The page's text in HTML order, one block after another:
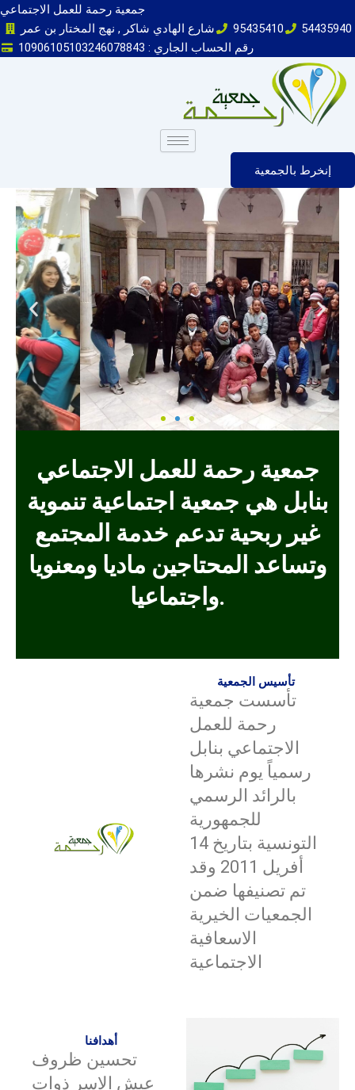
Skip
to
content
جمعية رحمة للعمل الاجتماعي
شارع الهادي شاكر , نهج المختار بن عمر
95435410
54435940
رقم الحساب الجاري : 10906105103246078843
إنخرط بالجمعية
جمعية رحمة للعمل الاجتماعي
بنابل هي جمعية اجتماعية تنموية
غير ربحية تدعم خدمة المجتمع
وتساعد المحتاجين ماديا ومعنويا
واجتماعيا.
تأسيس الجمعية
تأسست جمعية
رحمة للعمل
الاجتماعي بنابل
رسمياً يوم نشرها
بالرائد الرسمي
للجمهورية
التونسية بتاريخ 14
أفريل 2011 وقد
تم تصنيفها ضمن
الجمعيات الخيرية
الاسعافية
الاجتماعية
أهدافنا
تحسين ظروف
عيش الاسر ذوات